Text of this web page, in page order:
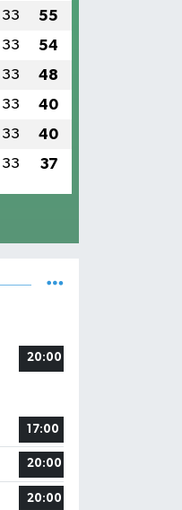
33 55
33 54
33 48
33 40
33 40
33 37
20:00
17:00
20:00
20:00